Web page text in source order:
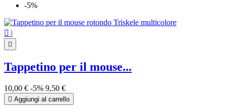
-5%
 |

Tappetino per il mouse...
10,00 € -5% 9,50 €
 Aggiungi al carrello